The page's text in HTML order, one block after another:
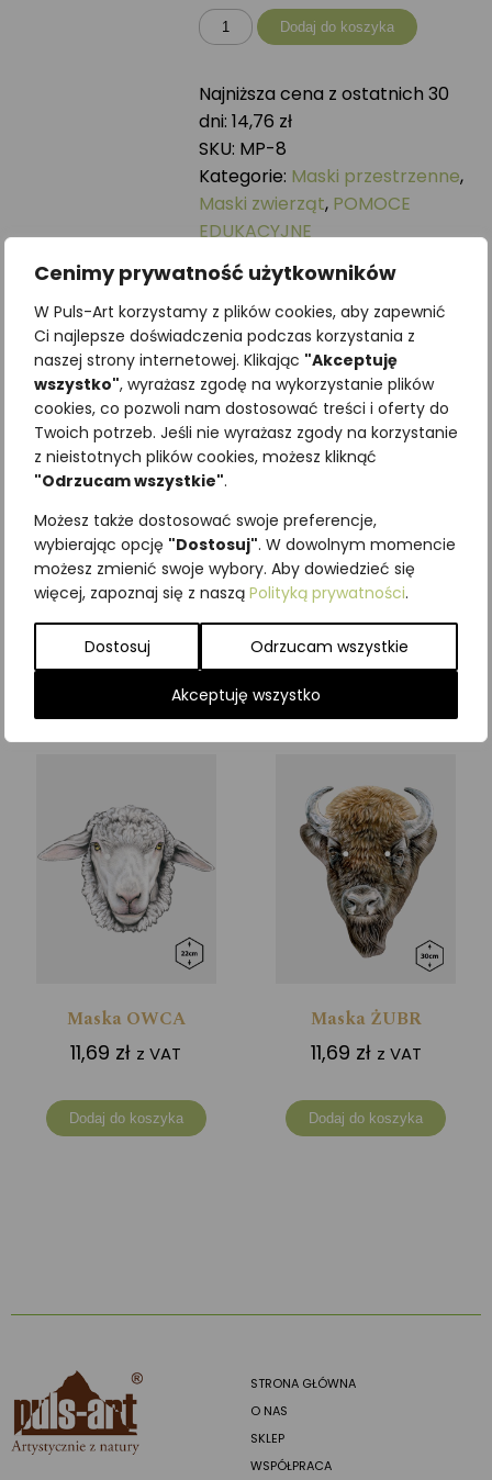
Cenimy prywatność użytkowników
W Puls-Art korzystamy z plików cookies, aby zapewnić
Ci najlepsze doświadczenia podczas korzystania z
naszej strony internetowej. Klikając "Akceptuję
wszystko", wyrażasz zgodę na wykorzystanie plików
cookies, co pozwoli nam dostosować treści i oferty do
Twoich potrzeb. Jeśli nie wyrażasz zgody na korzystanie
z nieistotnych plików cookies, możesz kliknąć
"Odrzucam wszystkie".
Możesz także dostosować swoje preferencje,
wybierając opcję "Dostosuj". W dowolnym momencie
możesz zmienić swoje wybory. Aby dowiedzieć się
więcej, zapoznaj się z naszą Polityką prywatności.
Dostosuj Odrzucam wszystkie
Akceptuję wszystko
ilość
Maska
PUSZCZYK
Dodaj do koszyka
Najniższa cena z ostatnich 30
dni:14,76 zł
SKU: MP-8
Kategorie: Maski przestrzenne,
Maski zwierząt, POMOCE
EDUKACYJNE
Podobne produkty
Maska DZIĘCIOŁ
11,69zł z VAT
Dodaj do koszyka
Maska KUMAK
11,69zł z VAT
Dodaj do koszyka
Maska OWCA
11,69 zł z VAT
Dodaj do koszyka
Maska ŻUBR
11,69 zł z VAT
Dodaj do koszyka
STRONA GŁÓWNA
O NAS
SKLEP
WSPÓŁPRACA